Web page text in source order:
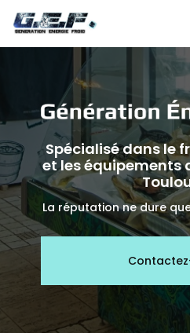
au
contenu
principal
Spécialisé dans le
et les équipements
La réputation ne dure